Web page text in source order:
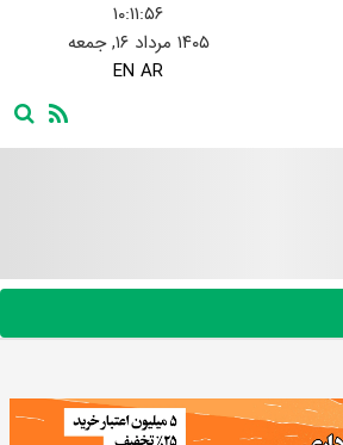
۱۰:۱۱:۵۷
۱۴۰۵ مرداد ۱۶, جمعه
EN AR